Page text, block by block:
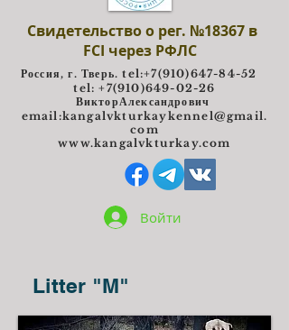
Свидетельство о рег. №18367 в
FCI через РФЛС
Россия, г. Тверь. tel:+7(910)647-84-52
tel: +7(910)649-02-26
ВикторАлександрович
email:kangalvkturkaykennel@gmail.
com
www.kangalvkturkay.com
Войти
Litter "M"